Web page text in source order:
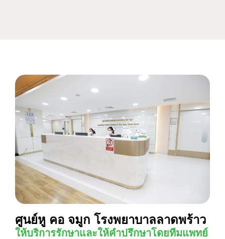
ศูนย์หู คอ จมูก โรงพยาบาลลาดพร้าว
ให้บริการรักษาและให้คำปรึกษาโดยทีมแพทย์